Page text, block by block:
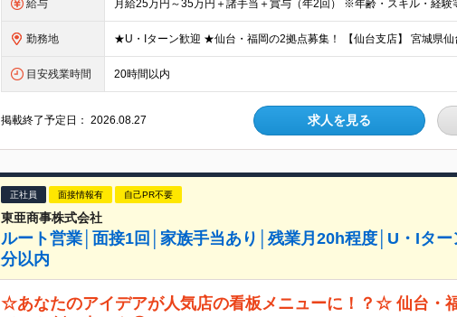
給与
勤務地
目安残業時間 20時間以内
掲載終了予定日：2026.08.27 求人を見る
正社員 面接情報有 自己PR不要
東亜商事株式会社
ルート営業│面接1回│家族手当あり│残業月20h程度│U・Iタ
分以内
☆あなたのアイデアが人気店の看板メニューに！？☆ 仙台・